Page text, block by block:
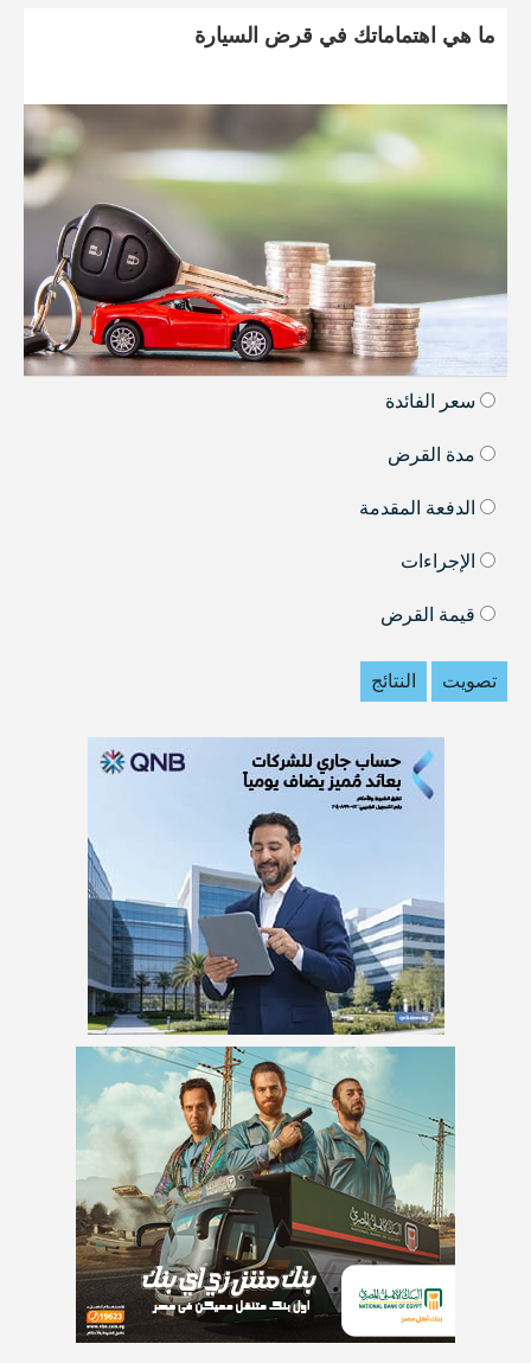
ما هي اهتماماتك في قرض السيارة
سعر الفائدة
مدة القرض
الدفعة المقدمة
الإجراءات
قيمة القرض
تصويت النتائج